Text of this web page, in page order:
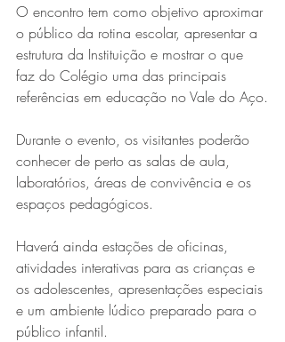
shows em Ipatinga com Flávio
Venturini
O encontro tem como objetivo aproximar
o público da rotina escolar, apresentar a
estrutura da Instituição e mostrar o que
faz do Colégio uma das principais
referências em educação no Vale do Aço.
Durante o evento, os visitantes poderão
conhecer de perto as salas de aula,
laboratórios, áreas de convivência e os
espaços pedagógicos.
Haverá ainda estações de oficinas,
atividades interativas para as crianças e
os adolescentes, apresentações especiais
e um ambiente lúdico preparado para o
público infantil.